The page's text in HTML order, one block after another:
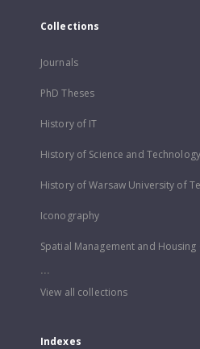
Collections
Journals
PhD Theses
History of IT
History of Science and Technology
History of Warsaw University of
Iconography
Spatial Management and
...
View all collections
Indexes